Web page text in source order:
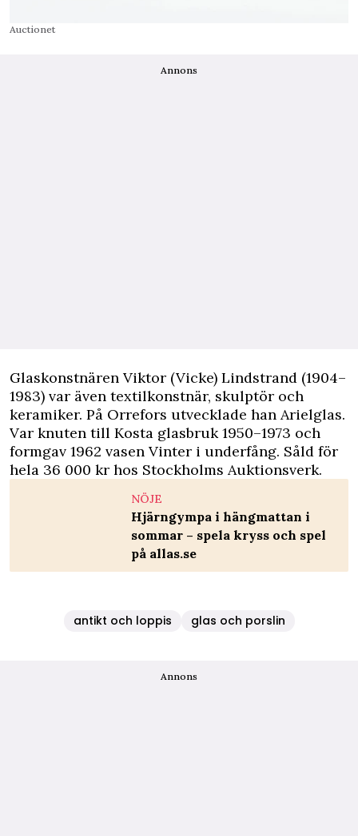
Auctionet
Annons
Glaskonstnären Viktor (Vicke) Lindstrand (1904–
1983) var även textilkonstnär, skulptör och
keramiker. På Orrefors utvecklade han Arielglas.
Var knuten till Kosta glasbruk 1950–1973 och
formgav 1962 vasen Vinter i underfång. Såld för
hela 36 000 kr hos Stockholms Auktionsverk.
NÖJE
Hjärngympa i hängmattan i
sommar – spela kryss och spel
på allas.se
antikt och loppis glas och porslin
Annons